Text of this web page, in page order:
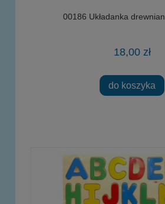
00186 Układanka
18,00 zł
do koszyka